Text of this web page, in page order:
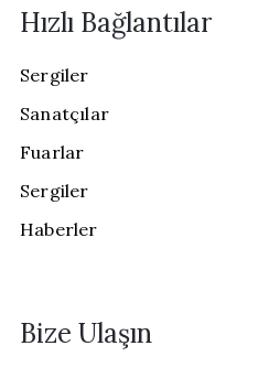
Hızlı Bağlantılar
Sergiler
Sanatçılar
Fuarlar
Sergiler
Haberler
Bize Ulaşın